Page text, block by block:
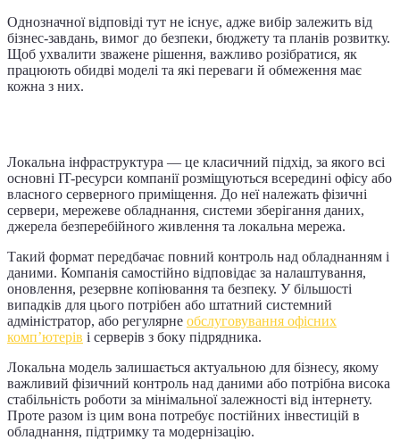
Однозначної відповіді тут не існує, адже вибір залежить від
бізнес-завдань, вимог до безпеки, бюджету та планів розвитку.
Щоб ухвалити зважене рішення, важливо розібратися, як
працюють обидві моделі та які переваги й обмеження має
кожна з них.
Локальна інфраструктура — це класичний підхід, за якого всі
основні IT-ресурси компанії розміщуються всередині офісу або
власного серверного приміщення. До неї належать фізичні
сервери, мережеве обладнання, системи зберігання даних,
джерела безперебійного живлення та локальна мережа.
Такий формат передбачає повний контроль над обладнанням і
даними. Компанія самостійно відповідає за налаштування,
оновлення, резервне копіювання та безпеку. У більшості
випадків для цього потрібен або штатний системний
адміністратор, або регулярне обслуговування офісних
комп’ютерів і серверів з боку підрядника.
Локальна модель залишається актуальною для бізнесу, якому
важливий фізичний контроль над даними або потрібна висока
стабільність роботи за мінімальної залежності від інтернету.
Проте разом із цим вона потребує постійних інвестицій в
обладнання, підтримку та модернізацію.